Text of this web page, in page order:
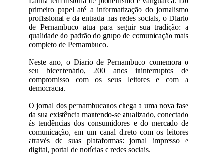
primeiro papel até a informatização do jornalismo
profissional e da entrada nas redes sociais, o Diario
de Pernambuco atua para seguir sua tradição: a
qualidade do padrão do grupo de comunicação mais
completo de Pernambuco.
Neste ano, o Diario de Pernambuco comemora o
seu bicentenário, 200 anos ininterruptos de
compromisso com os seus leitores e com a
democracia.
O jornal dos pernambucanos chega a uma nova fase
da sua existência mantendo-se atualizado, conectado
às tendências dos consumidores e do mercado de
comunicação, em um canal direto com os leitores
através de suas plataformas: jornal impresso e
digital, portal de notícias e redes sociais.